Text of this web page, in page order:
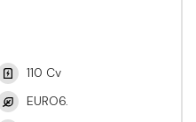
110 Cv
EURO6.